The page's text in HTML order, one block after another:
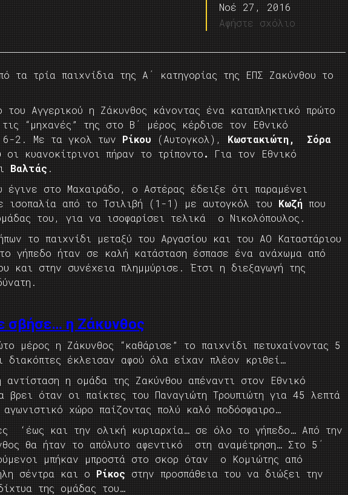
Νοέ 27, 2016
Αφήστε σχόλιο
τα τρία παιχνίδια της Α΄ κατηγορίας της ΕΠΣ Ζακύνθου το
του Αγγερικού η Ζάκυνθος κάνοντας ένα καταπληκτικό πρώτο
“μηχανές” της στο Β΄ μέρος κέρδισε τον Εθνικό
6-2. Με τα γκολ των Ρίκου (Αυτογκολ), Κωστακιώτη, Σόρα
οι κυανοκίτρινοι πήραν το τρίποντο.
Για τον Εθνικό
Βαλτάς .
έγινε στο Μαχαιράδο, ο Αστέρας έδειξε ότι παραμένει
ισοπαλία από το Τσιλιβή (1-1) με αυτογκόλ του Κωζή που
του, για να ισοφαρίσει τελικά ο Νικολόπουλος.
το παιχνίδι μεταξύ του Αργασίου και του ΑΟ Καταστάριου
γήπεδο ήταν σε καλή κατάσταση έσπασε ένα ανάχωμα από
και στην συνέχεια πλημμύρισε. Έτσι η διεξαγωγή της
σβήσε… η Ζάκυνθος
μέρος η Ζάκυνθος “καθάρισε” το παιχνίδι πετυχαίνοντας 5
διακόπτες έκλεισαν αφού όλα είχαν πλέον κριθεί…
αντίσταση η ομάδα της Ζακύνθου απέναντι στον Εθνικό
βρει όταν οι παίκτες του Παναγιώτη Τρουπιώτη για 45 λεπτά
χώρο παίζοντας πολύ καλό ποδόσφαιρο…
‘έως και την ολική κυριαρχία… σε όλο το γήπεδο… Από την
θα ήταν το απόλυτο αφεντικό στη αναμέτρηση… Στο 5΄
μπήκαν μπροστά στο σκορ όταν ο Κομιώτης από
σέντρα και ο Ρίκος στην προσπάθεια του να διώξει την
της ομάδας του…